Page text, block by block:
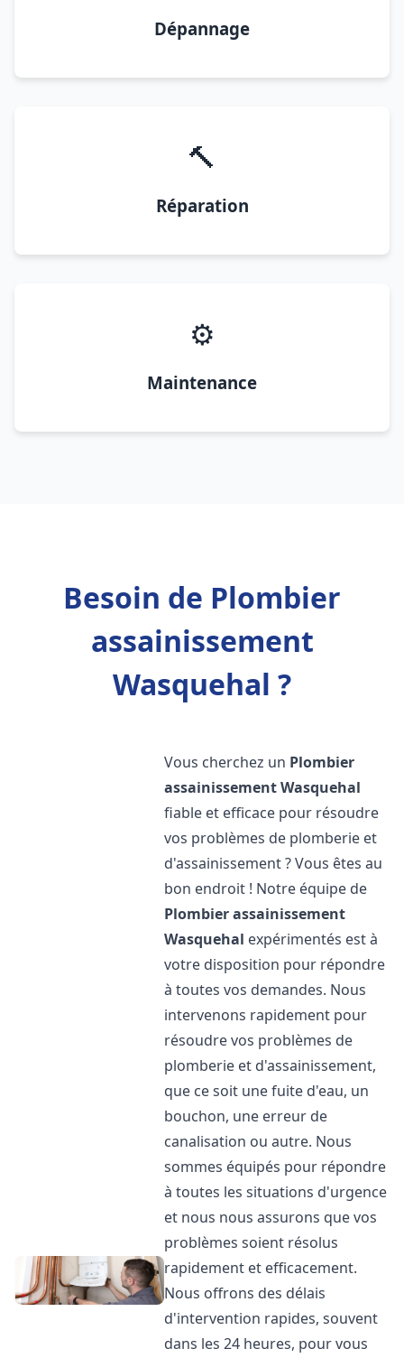
Dépannage
🔨
Réparation
⚙️
Maintenance
Besoin de Plombier
assainissement
Wasquehal ?
Vous cherchez un Plombier
assainissementWasquehal
fiable et efficace pour résoudre
vos problèmes de plomberie et
d'assainissement ? Vous êtes au
bon endroit ! Notre équipe de
Plombier assainissement
Wasquehal expérimentés est à
votre disposition pour répondre
à toutes vos demandes. Nous
intervenons rapidement pour
résoudre vos problèmes de
plomberie et d'assainissement,
que ce soit une fuite d'eau, un
bouchon, une erreur de
canalisation ou autre. Nous
sommes équipés pour répondre
à toutes les situations d'urgence
et nous nous assurons que vos
problèmes soient résolus
rapidement et efficacement.
Nous offrons des délais
d'intervention rapides, souvent
dans les 24 heures, pour vous